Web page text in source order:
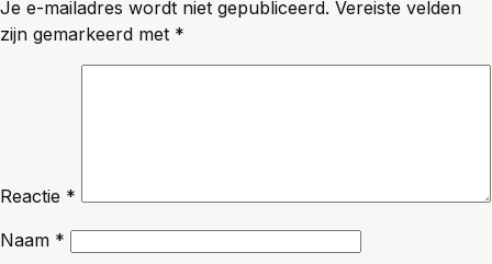
Je e-mailadres wordt niet gepubliceerd. Vereiste velden
zijn gemarkeerd met *
Reactie *
Naam *